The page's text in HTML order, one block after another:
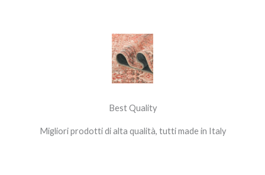
Best Quality
Migliori prodotti di alta qualità, tutti made in Italy